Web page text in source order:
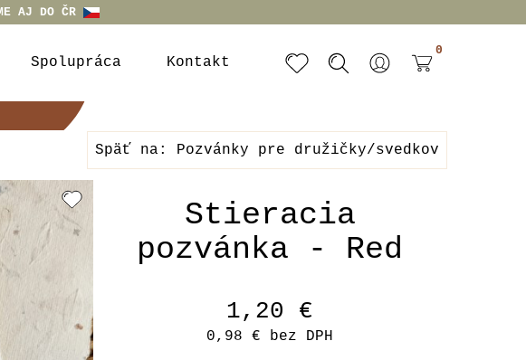
AJ DO ČR
Spolupráca Kontakt
0
Späť na: Pozvánky pre družičky/svedkov
Stieracia
pozvánka - Red
1,20 €
0,98 € bez DPH